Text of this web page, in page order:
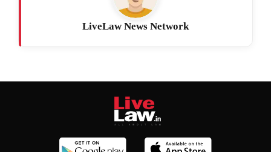
LiveLaw News Network